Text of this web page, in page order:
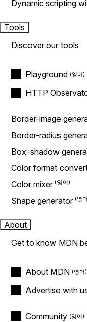
Dynamic scripting
Tools
Discover our tools
Playground
HTTP
Border-image
Border-radius
Box-shadow
Color format
Color mixer
Shape generator
About
Get to know MDN
About MDN
Advertise with
Community